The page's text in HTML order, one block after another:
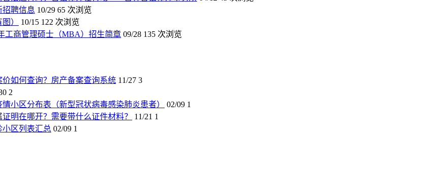
招聘信息 10/29 65 次浏览
）
10/15 122 次浏览
工商管理硕士（MBA）招生简章 09/28 135 次浏览
如何查询？房产备案查询系统 11/27 3
2
小区分布表（新型冠状病毒感染肺炎患者）
02/09 1
明在哪开？需要带什么证件材料？
11/21 1
区列表汇总 02/09 1